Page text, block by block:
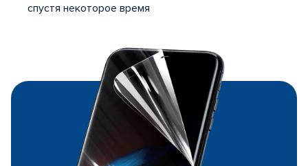
спустя некоторое время